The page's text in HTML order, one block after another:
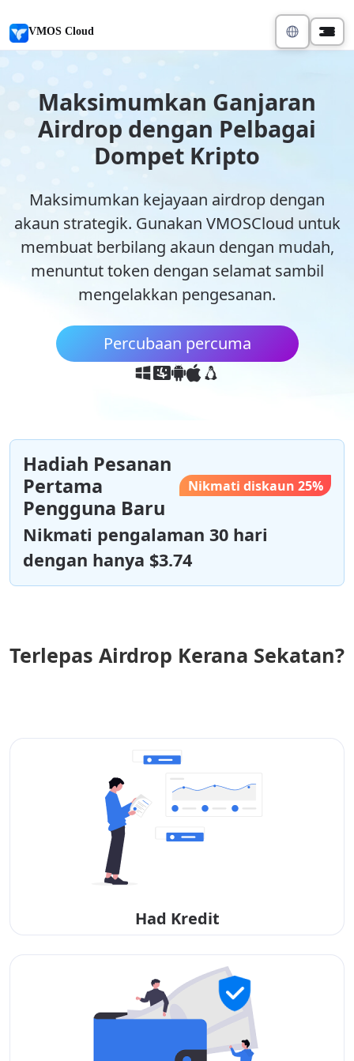
VMOS Cloud
Maksimumkan Ganjaran
Airdrop dengan Pelbagai
Dompet Kripto
Maksimumkan kejayaan airdrop dengan
akaun strategik. Gunakan VMOSCloud untuk
membuat berbilang akaun dengan mudah,
menuntut token dengan selamat sambil
mengelakkan pengesanan.
Percubaan percuma
Hadiah Pesanan
Pertama
Pengguna Baru
Nikmati diskaun 25%
Nikmati pengalaman 30 hari
dengan hanya $3.74
Terlepas Airdrop Kerana Sekatan?
Had Kredit